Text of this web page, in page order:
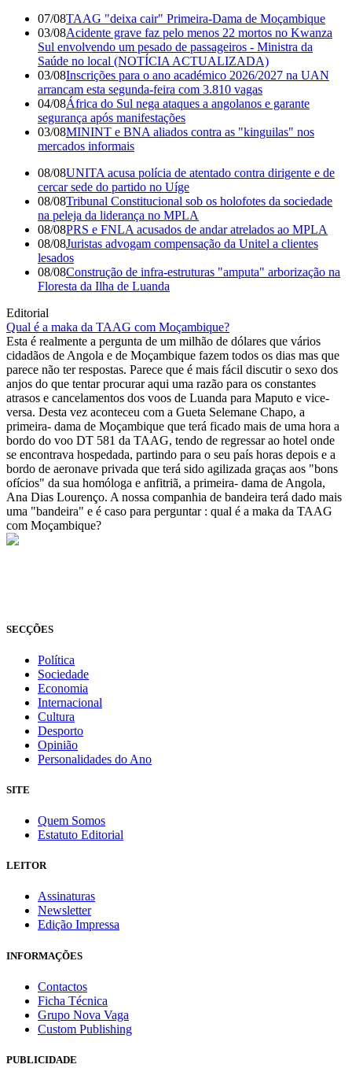
07/08TAAG "deixa cair" Primeira-Dama de Moçambique
03/08Acidente grave faz pelo menos 22 mortos no Kwanza
Sul envolvendo um pesado de passageiros - Ministra da
Saúde no local (NOTÍCIA ACTUALIZADA)
03/08Inscrições para o ano académico 2026/2027 na UAN
arrancam esta segunda-feira com 3.810 vagas
04/08África do Sul nega ataques a angolanos e garante
segurança após manifestações
03/08MININT e BNA aliados contra as "kinguilas" nos
mercados informais
08/08UNITA acusa polícia de atentado contra dirigente e de
cercar sede do partido no Uíge
08/08Tribunal Constitucional sob os holofotes da sociedade
na peleja da liderança no MPLA
08/08PRS e FNLA acusados de andar atrelados ao MPLA
08/08Juristas advogam compensação da Unitel a clientes
lesados
08/08Construção de infra-estruturas "amputa" arborização na
Floresta da Ilha de Luanda
Editorial
Qual é a maka da TAAG com Moçambique?
Esta é realmente a pergunta de um milhão de dólares que vários
cidadãos de Angola e de Moçambique fazem todos os dias mas que
parece não ter respostas. Parece que é mais fácil discutir o sexo dos
anjos do que tentar procurar aqui uma razão para os constantes
atrasos e cancelamentos dos voos de Luanda para Maputo e vice-
versa. Desta vez aconteceu com a Gueta Selemane Chapo, a
primeira- dama de Moçambique que terá ficado mais de uma hora a
bordo do voo DT 581 da TAAG, tendo de regressar ao hotel onde
se encontrava hospedada, partindo para o seu país horas depois e a
bordo de aeronave privada que terá sido agilizada graças aos "bons
ofícios" da sua homóloga e anfitriã, a primeira- dama de Angola,
Ana Dias Lourenço. A nossa companhia de bandeira terá dado mais
uma "bandeira" e é caso para perguntar : qual é a maka da TAAG
com Moçambique?
SECÇÕES
Política
Sociedade
Economia
Internacional
Cultura
Desporto
Opinião
Personalidades do Ano
SITE
Quem Somos
Estatuto Editorial
LEITOR
Assinaturas
Newsletter
Edição Impressa
INFORMAÇÕES
Contactos
Ficha Técnica
Grupo Nova Vaga
Custom Publishing
PUBLICIDADE